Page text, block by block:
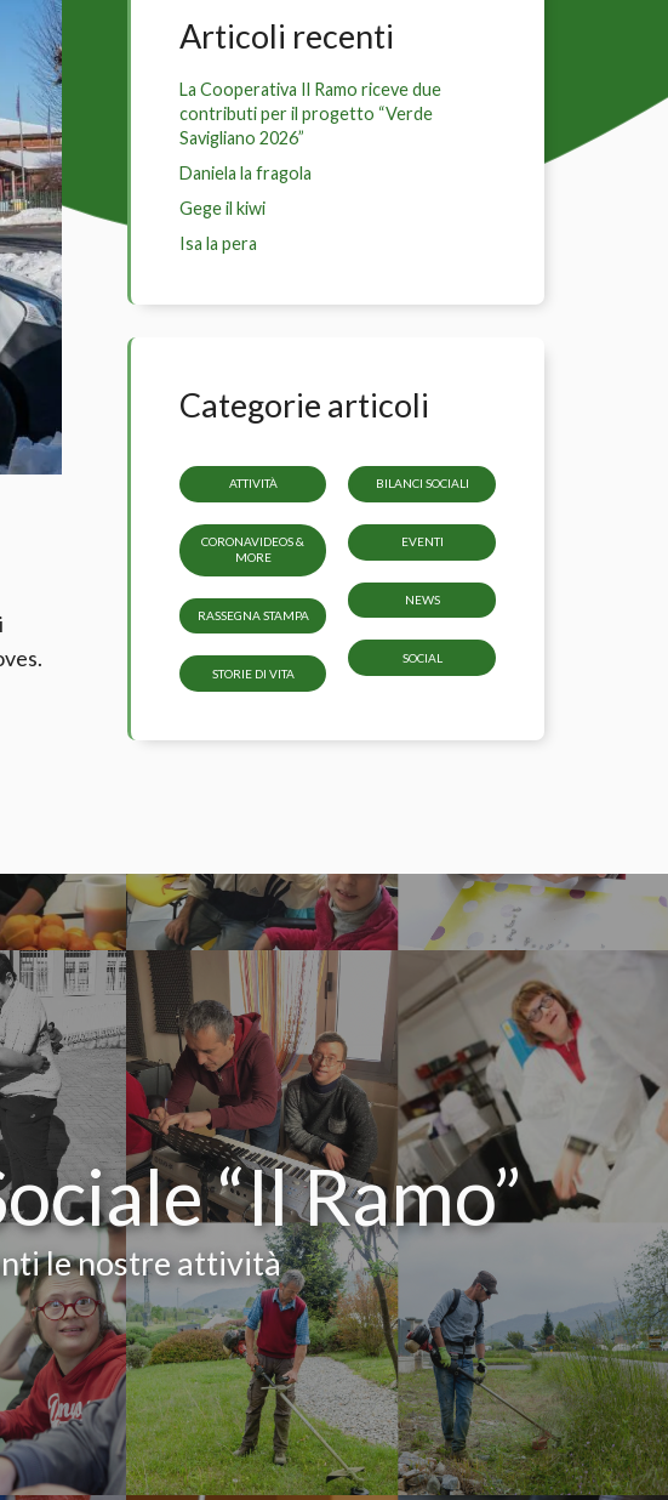
Articoli recenti
La Cooperativa Il Ramo riceve due
contributi per il progetto “Verde
Savigliano 2026”
Daniela la fragola
Gege il kiwi
Isa la pera
Categorie articoli
ATTIVITÀ BILANCI SOCIALI
CORONAVIDEOS &
MORE
EVENTI
NEWS
RASSEGNA STAMPA
SOCIAL
STORIE DI VITA
“Il Ramo”
le nostre attività